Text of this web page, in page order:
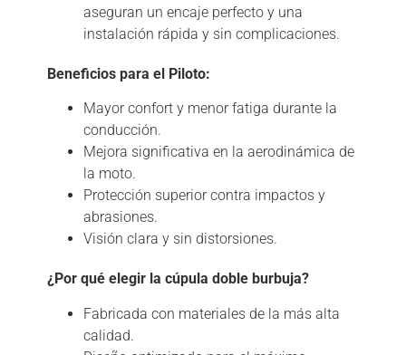
aseguran un encaje perfecto y una
instalación rápida y sin complicaciones.
Beneficios para el Piloto:
Mayor confort y menor fatiga durante la
conducción.
Mejora significativa en la aerodinámica de
la moto.
Protección superior contra impactos y
abrasiones.
Visión clara y sin distorsiones.
¿Por qué elegir la cúpula doble burbuja?
Fabricada con materiales de la más alta
calidad.